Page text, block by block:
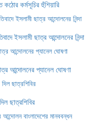
কঠোর কর্মসূচির হুঁশিয়ারি
ইসলামী ছাত্র আন্দোলনের নিন্দা
আন্দোলনের প্যানেল ঘোষণা
ছাত্রশিবির